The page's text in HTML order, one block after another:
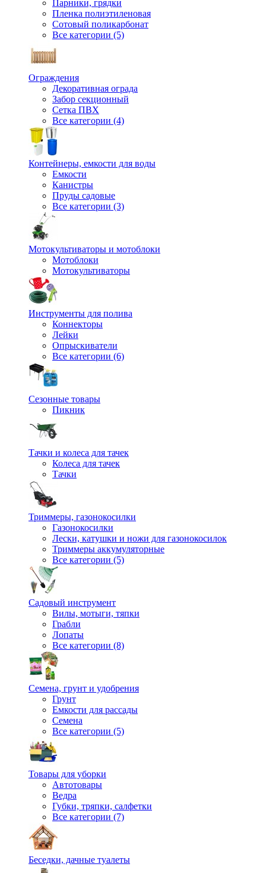
Парники, грядки
Пленка полиэтиленовая
Сотовый поликарбонат
Все категории (5)
Ограждения
Декоративная ограда
Забор секционный
Сетка ПВХ
Все категории (4)
Контейнеры, емкости для воды
Емкости
Канистры
Пруды садовые
Все категории (3)
Мотокультиваторы и мотоблоки
Мотоблоки
Мотокультиваторы
Инструменты для полива
Коннекторы
Лейки
Опрыскиватели
Все категории (6)
Сезонные товары
Пикник
Тачки и колеса для тачек
Колеса для тачек
Тачки
Триммеры, газонокосилки
Газонокосилки
Лески, катушки и ножи для газонокосилок
Триммеры аккумуляторные
Все категории (5)
Садовый инструмент
Вилы, мотыги, тяпки
Грабли
Лопаты
Все категории (8)
Семена, грунт и удобрения
Грунт
Емкости для рассады
Семена
Все категории (5)
Товары для уборки
Автотовары
Ведра
Губки, тряпки, салфетки
Все категории (7)
Беседки, дачные туалеты